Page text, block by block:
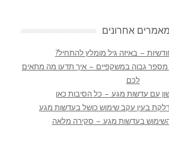
מאמרים אחרונים
– באיזה גיל מומלץ להתחיל?
גבוה במשקפיים – איך תדעו מה מתאים
לכם
עם עדשות מגע – כל הסיבות כאן
בעין עקב שימוש כושל בעדשות מגע
והשימוש בעדשות מגע – סקירה מלאה